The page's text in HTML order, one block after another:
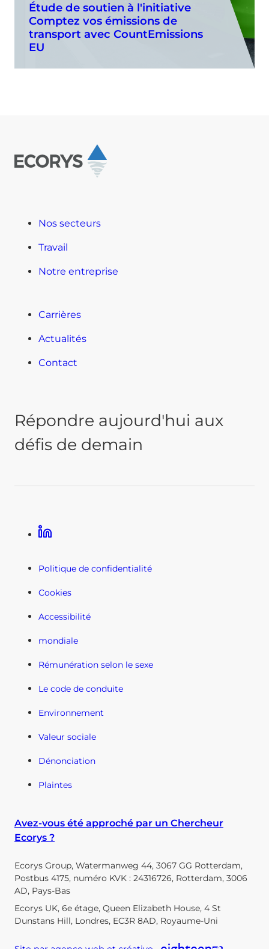
Étude de soutien à l'initiative
Comptez vos émissions de
transport avec CountEmissions
EU
Nos secteurs
Travail
Notre entreprise
Carrières
Actualités
Contact
Répondre aujourd'hui aux
défis de demain
LinkedIn
Politique de confidentialité
Cookies
Accessibilité
mondiale
Rémunération selon le sexe
Le code de conduite
Environnement
Valeur sociale
Dénonciation
Plaintes
Avez-vous été approché par un Chercheur
Ecorys ?
Ecorys Group, Watermanweg 44, 3067 GG Rotterdam,
Postbus 4175, numéro KVK : 24316726, Rotterdam, 3006
AD, Pays-Bas
Ecorys UK, 6e étage, Queen Elizabeth House, 4 St
Dunstans Hill, Londres, EC3R 8AD, Royaume-Uni